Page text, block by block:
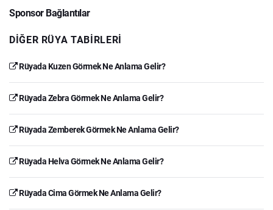
Sponsor Bağlantılar
DIĞER RÜYA TABIRLERI
Rüyada Kuzen Görmek Ne Anlama Gelir?
Rüyada Zebra Görmek Ne Anlama Gelir?
Rüyada Zemberek Görmek Ne Anlama Gelir?
Rüyada Helva Görmek Ne Anlama Gelir?
Rüyada Cima Görmek Ne Anlama Gelir?